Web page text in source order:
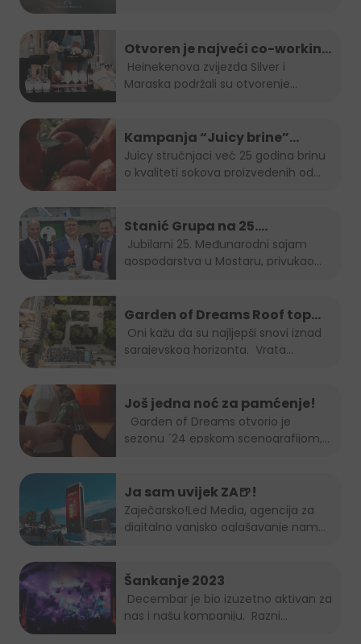
Otvoren je najveći co-working
space u Sarajevu!
Maraska podržali su otvorenje...
Kampanja “Juicy brine”
predstavlja omiljeni voćni sok
u inovativnom i održivom
Juicy stručnjaci već 25 godina brinu
o kvaliteti sokova proizvedenih od
Stanić Grupa na 25.
Međunarodnom sajmu
gospodarstva u Mostaru
gospodarstva u Mostaru, privukao
Garden of Dreams Roof top
Session
sarajevskog horizonta. Vrata...
Još jedna noć za pamćenje!
sezonu ´24 epskom scenografijom,...
Ja sam uvijek ZA🍺!
Zaječarsko!Led Media, agencija za
digitalno vanjsko oglašavanje nam
Šankanje 2023
nas i našu kompaniju. Razni...